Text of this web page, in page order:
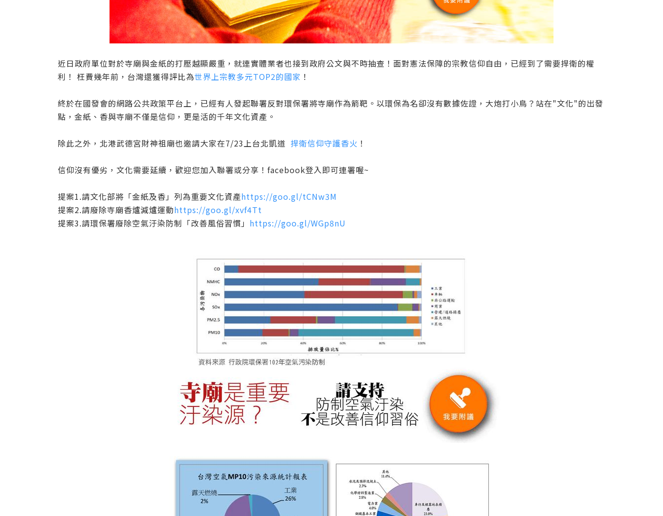
近日政府單位對於寺廟與金紙的打壓越顯嚴重，就連實體業者也接到政府公文與不時抽查！面對憲法保障的宗教信仰自由，已經到了需要捍衛的權
利！ 枉費幾年前，台灣還獲得評比為世界上宗教多元TOP2的國家 ！
終於在國發會的網路公共政策平台上，已經有人發起聯署反對環保署將寺廟作為箭靶。以環保為名卻沒有數據佐證，大炮打小鳥？站在"文化"的出發
點，金紙、香與寺廟不僅是信仰，更是活的千年文化資產。
除此之外，北港武德宮財神祖廟也邀請大家在7/23上台北凱道 捍衛信仰守護香火 ！
信仰沒有優劣，文化需要延續，歡迎您加入聯署或分享！facebook登入即可連署喔~
提案1.請文化部將「金紙及香」列為重要文化資產https://goo.gl/tCNw3M
提案2.請廢除寺廟香爐減爐運動https://goo.gl/xvf4Tt
提案3.請環保署廢除空氣汙染防制「改善風俗習慣」 https://goo.gl/WGp8nU